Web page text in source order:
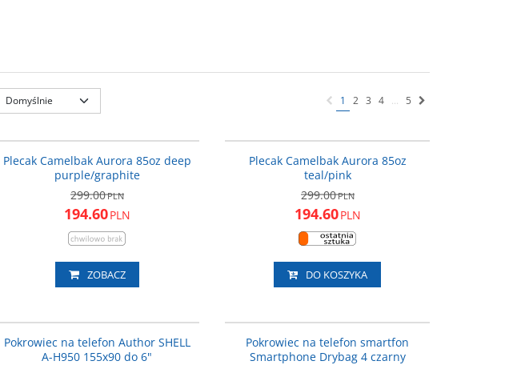
1 2 3 4 ... 5
Plecak Camelbak Aurora 85oz deep
purple/graphite
299.00PLN
194.60PLN
ZOBACZ
Plecak Camelbak Aurora 85oz
teal/pink
299.00PLN
194.60PLN
DO KOSZYKA
Pokrowiec na telefon Author SHELL
A-H950 155x90 do 6"
Pokrowiec na telefon smartfon
Smartphone Drybag 4 czarny